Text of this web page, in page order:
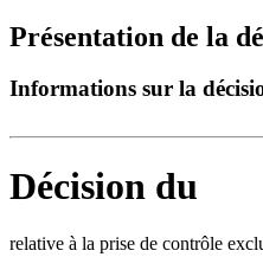
Présentation de la
Informations sur la
Décision du
relative à la prise de contrôle